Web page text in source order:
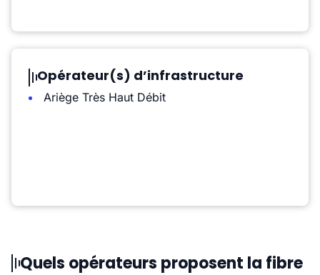
Opérateur(s) d’infrastructure
Ariège Très Haut Débit
Quels opérateurs proposent la fibre